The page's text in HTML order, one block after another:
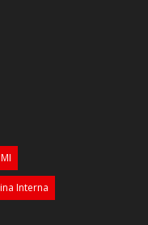
Interna